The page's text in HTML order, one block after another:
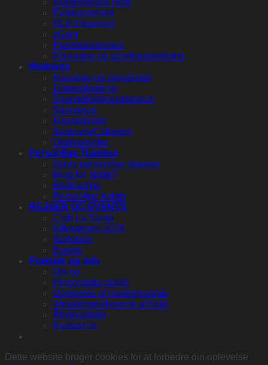
Neurologiske hold
Parkinsonhold
GLA:Dtræning
eGym
Patientsikkerhed
Forsikring og sundhedsordning
Wellness
Massage og zoneterapi
Diætvejledning
Sauna/koldtvandsdusch
Saunagus
Massagestol
Solarium/Collagen
Ordensregler
Personlige Trænere
Vores personlige trænere
Brug for hjælp?
Bootcamps
Personlige forløb
REJSER OG EVENTS
Club La Santa
Kilimanjaro 2026
Surfskole
Events
Praktisk og info
Om os
Persondata politik
Opsigelse af medlemsskab
Afmelding/aflysning af hold
Åbningstider
Kontakt os
Dette website bruger cookies for at forbedre din oplevelse